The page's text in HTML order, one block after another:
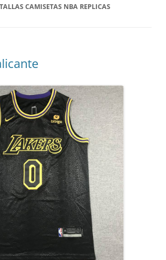
TALLAS CAMISETAS NBA REPLICAS